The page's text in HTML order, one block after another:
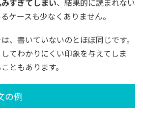
すぎてしまい、結果的に読まれない
ケースも少なくありません。
、書いていないのとほぼ同じです。
てわかりにくい印象を与えてしま
ともあります。
の例